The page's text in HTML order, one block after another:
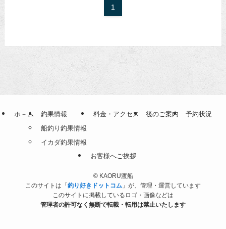
1
ホ－ム
釣果情報
船釣り釣果情報
イカダ釣果情報
料金・アクセス 筏のご案内 予約状況
お客様へご挨拶
©KAORU渡船
このサイトは「釣り好きドットコム 」が、管理・運営しています
このサイトに掲載しているロゴ・画像などは
管理者の許可なく無断で転載・転用は禁止いたします